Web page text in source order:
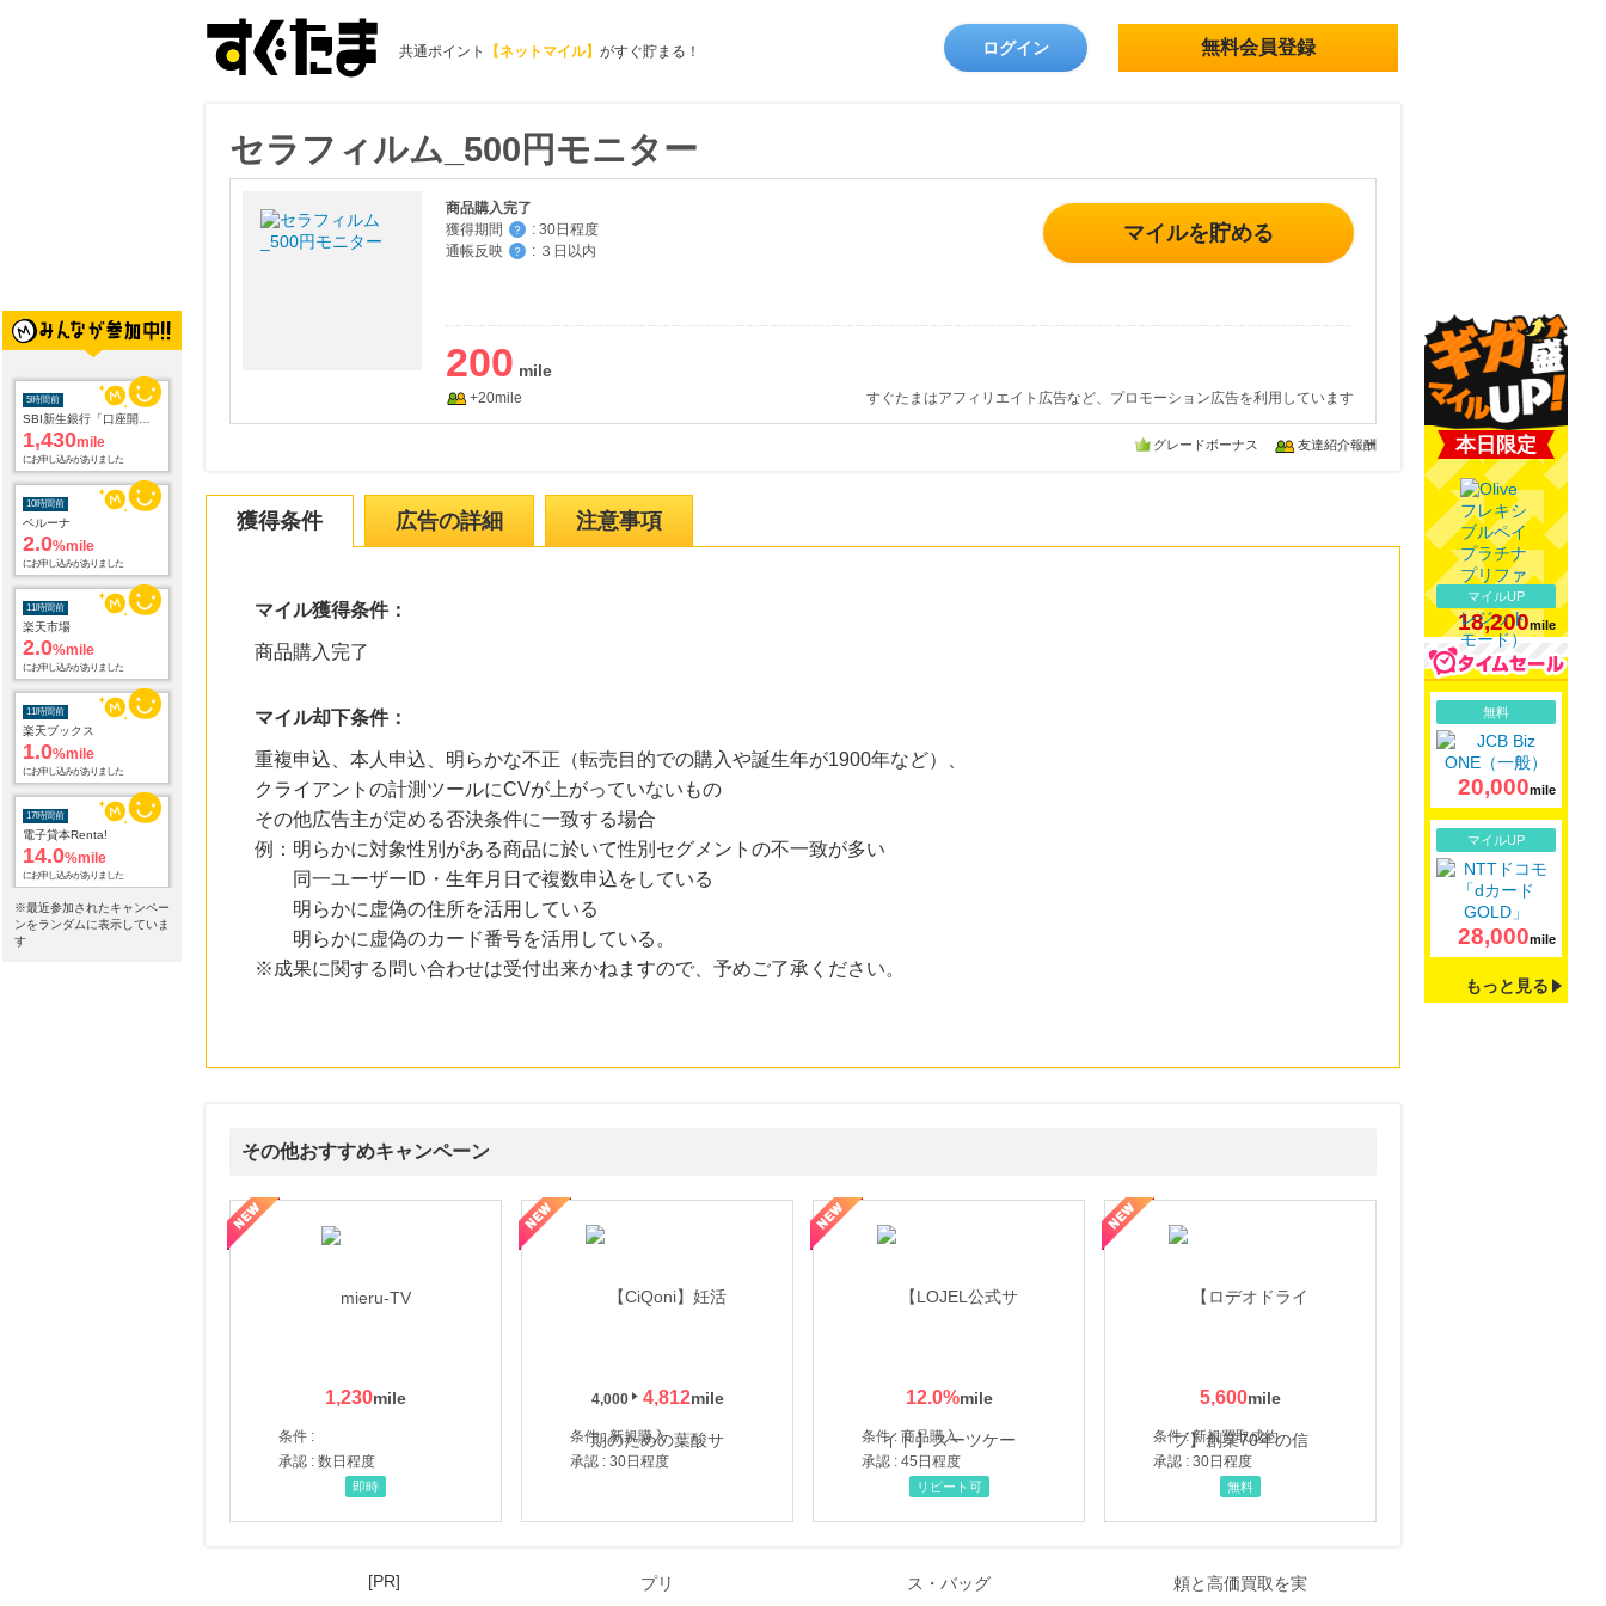
共通ポイント 【ネットマイル】 がすぐ貯まる！ ログイン 無料会員登録
5時間前
SBI新生銀行「口座開設」
1,430mile
にお申し込みがありました
10時間前
ベルーナ
2.0 %mile
にお申し込みがありました
11時間前
楽天市場
2.0%mile
にお申し込みがありました
11時間前
楽天ブックス
1.0%mile
にお申し込みがありました
17時間前
電子貸本Renta!
14.0%mile
にお申し込みがありました
17時間前
Yahoo!ショッピング
2.0
※最近参加されたキャンペー
ンをランダムに表示していま
す
セラフィルム_500円モニター
商品購入完了
獲得期間
？ : 30日程度
通帳反映
？ : ３日以内
マイルを貯める
200
+20mile すぐたまはアフィリエイト広告など、プロモーション広告を利用しています
グレードボーナス 友達紹介報酬
獲得条件 広告の詳細 注意事項
マイル獲得条件：
商品購入完了
マイル却下条件：
重複申込、本人申込、明らかな不正（転売目的での購入や誕生年が1900年など）、
クライアントの計測ツールにCVが上がっていないもの
その他広告主が定める否決条件に一致する場合
例：明らかに対象性別がある商品に於いて性別セグメントの不一致が多い
同一ユーザーID・生年月日で複数申込をしている
明らかに虚偽の住所を活用している
明らかに虚偽のカード番号を活用している。
※成果に関する問い合わせは受付出来かねますので、予めご了承ください。
その他おすすめキャンペーン
1,230
条件 :
承認 : 数日程度
即時
4,000 4,812
条件 : 新規購入
承認 : 30日程度
12.0%
条件 : 商品購入
承認 : 45日程度
【LOJEL公式サイト】スーツケース・バッグ
リピート可
5,600
条件 : 新規買取成約
承認 : 30日程度
【ロデオドライブ】創業70年の信頼と高価買取を実現！ブランド品・貴金属の無料査定
無料
本日限定
マイルUP
18,200mile
無料
20,000mile
マイルUP
28,000mile
もっと見る
[PR]